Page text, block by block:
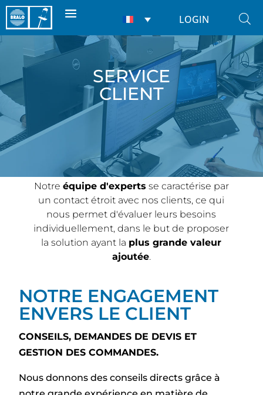
LOGIN
SERVICE
CLIENT
Notre équipe d'experts se caractérise par
un contact étroit avec nos clients, ce qui
nous permet d'évaluer leurs besoins
individuellement, dans le but de proposer
la solution ayant la plus grande valeur
ajoutée.
NOTRE ENGAGEMENT
ENVERS LE CLIENT
CONSEILS, DEMANDES DE DEVIS ET
GESTION DES COMMANDES.
Nous donnons des conseils directs grâce à